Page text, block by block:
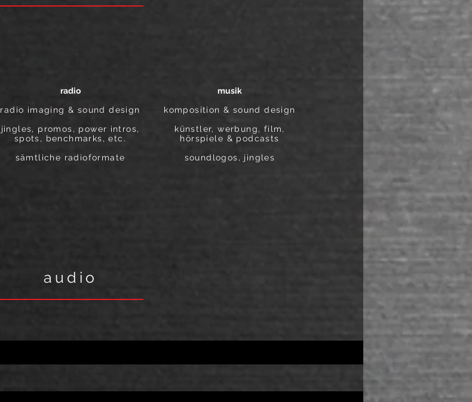
radio
radio imaging & sound design
jingles, promos, power intros,
spots, benchmarks, etc.
sämtliche radioformate
musik
komposition & sound design
künstler, werbung, film,
hörspiele & podcasts
soundlogos, jingles
audio